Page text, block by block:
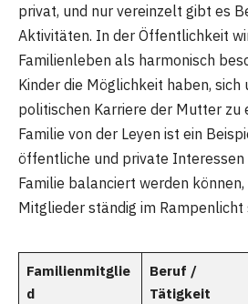
privat, und nur vereinzelt gibt es
Aktivitäten. In der Öffentlichkeit
Familienleben als harmonisch
Kinder die Möglichkeit haben, sich
politischen Karriere der Mutter zu
Familie von der Leyen ist ein
öffentliche und private Interessen
Familie balanciert werden
Mitglieder ständig im Rampenlicht
Familienmitglie
d
Beruf /
Tätigkeit